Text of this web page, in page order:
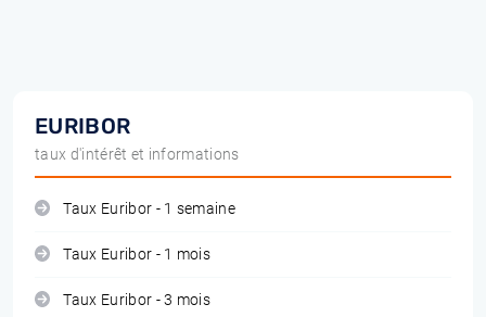
EURIBOR
taux d'intérêt et informations
Taux Euribor - 1 semaine
Taux Euribor - 1 mois
Taux Euribor - 3 mois